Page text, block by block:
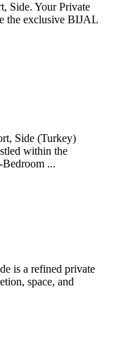
Side. Your Private
the exclusive BIJAL
Side (Turkey)
within the
...
is a refined private
space, and